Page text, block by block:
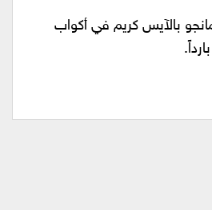
بالآيس كريم في أكواب